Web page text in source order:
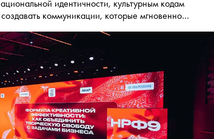
идентичности, культурным кодам
коммуникации, которые мгновенно
в креативе и чем вдохновляет современную